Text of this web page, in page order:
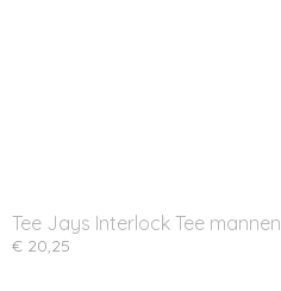
Tee Jays Interlock Tee mannen
€ 20,25